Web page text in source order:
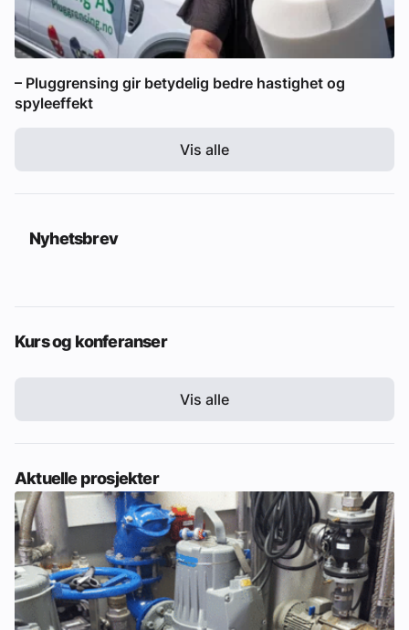
– Pluggrensing gir betydelig bedre hastighet og
spyleeffekt
Vis alle
Nyhetsbrev
Kurs og konferanser
Vis alle
Aktuelle prosjekter